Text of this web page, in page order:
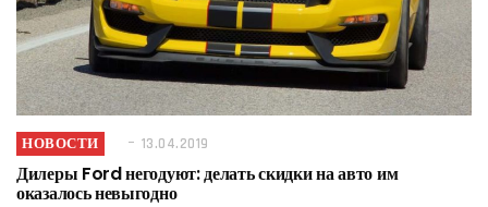
НОВОСТИ 13.04.2019
Дилеры Ford негодуют: делать скидки на авто им
оказалось невыгодно